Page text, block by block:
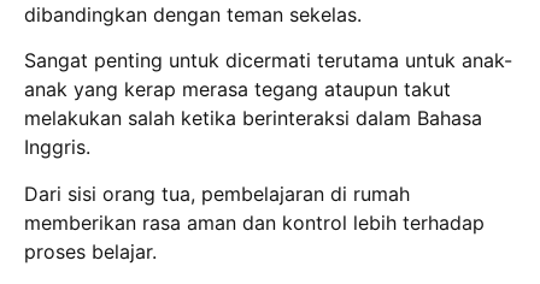
dibandingkan dengan teman sekelas.
Sangat penting untuk dicermati terutama untuk anak-
anak yang kerap merasa tegang ataupun takut
melakukan salah ketika berinteraksi dalam Bahasa
Inggris.
Dari sisi orang tua, pembelajaran di rumah
memberikan rasa aman dan kontrol lebih terhadap
proses belajar.